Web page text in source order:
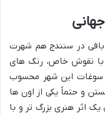
بافی در سنندج هم شهرت
با نقوش خاص، رنگ های
سوغات این شهر محسوب
و حتماً یکی از اون ها
اثر هنری بزرگ تر و با